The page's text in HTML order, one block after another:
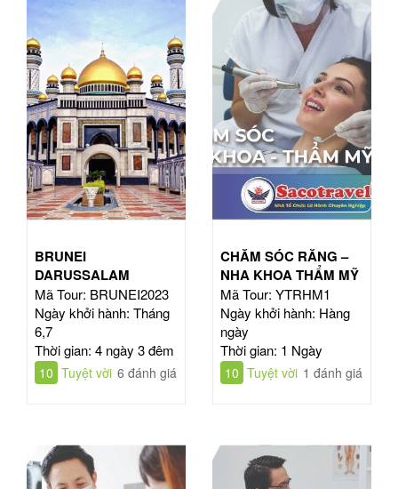
BRUNEI
DARUSSALAM
Mã Tour: BRUNEI2023
Ngày khởi hành: Tháng
6,7
Thời gian: 4 ngày 3 đêm
10 Tuyệt vời 6 đánh giá
CHĂM SÓC RĂNG –
NHA KHOA THẨM MỸ
Mã Tour: YTRHM1
Ngày khởi hành: Hàng
ngày
Thời gian: 1 Ngày
10 Tuyệt vời 1 đánh giá